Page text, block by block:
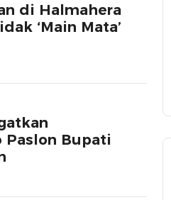
di Halmahera
‘Main Mata’
Paslon Bupati